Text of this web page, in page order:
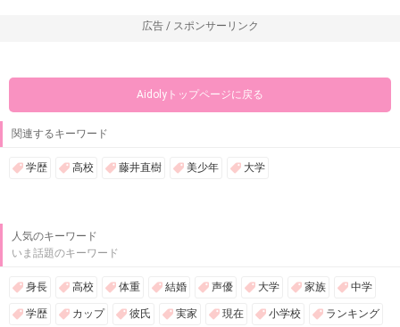
広告 / スポンサーリンク
Aidolyトップページに戻る
関連するキーワード
学歴 高校 藤井直樹 美少年 大学
人気のキーワード
いま話題のキーワード
身長 高校 体重 結婚 声優 大学 家族 中学
学歴 カップ 彼氏 実家 現在 小学校 ランキング